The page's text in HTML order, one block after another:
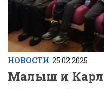
НОВОСТИ 25.02.2025
Малыш и